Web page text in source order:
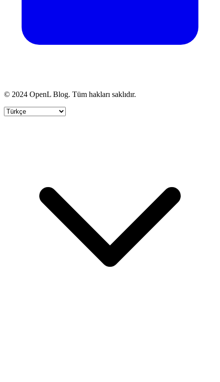
© 2024 OpenL Blog. Tüm hakları saklıdır.